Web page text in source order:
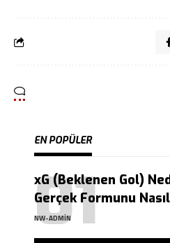
EN POPÜLER
xG (Beklenen Gol)
Gerçek Formunu
NW-ADMIN